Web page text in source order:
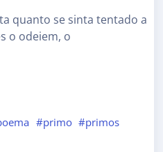
quanto se sinta tentado a
o odeiem, o
#primo #primos